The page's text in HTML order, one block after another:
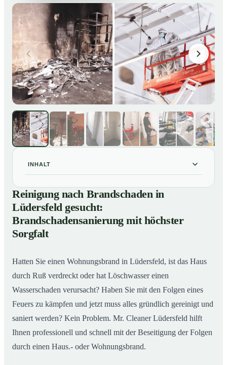
INHALT
01Reinigung nach Brandschaden in Lüdersfeld gesucht:
Brandschadensanierung mit höchster Sorgfalt
Brandreinigung in Lüdersfeld – Profis im Einsatz
Reinigung nach Brandschaden in
Lüdersfeld gesucht:
Brandschadensanierung mit höchster
Sorgfalt
Hatten Sie einen Wohnungsbrand in Lüdersfeld, ist das Haus
durch Ruß verdreckt oder hat Löschwasser einen
Wasserschaden verursacht? Haben Sie mit den Folgen eines
Feuers zu kämpfen und jetzt muss alles gründlich gereinigt und
saniert werden? Kein Problem. Mr. Cleaner Lüdersfeld hilft
Ihnen professionell und schnell mit der Beseitigung der Folgen
durch einen Haus.- oder Wohnungsbrand.